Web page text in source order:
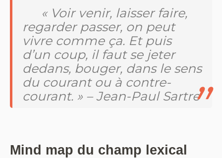
« Voir venir, laisser faire,
regarder passer, on peut
vivre comme ça. Et puis
d’un coup, il faut se jeter
dedans, bouger, dans le sens
du courant ou à contre-
courant. » – Jean-Paul Sartre
Mind map du champ lexical